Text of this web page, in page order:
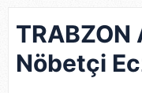
Nöbetçi